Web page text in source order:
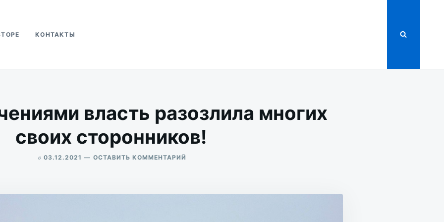
КОНТАКТЫ
власть разозлила многих
своих сторонников!
в 03.12.2021 ОСТАВИТЬ КОММЕНТАРИЙ
РАЗОЗЛИЛА